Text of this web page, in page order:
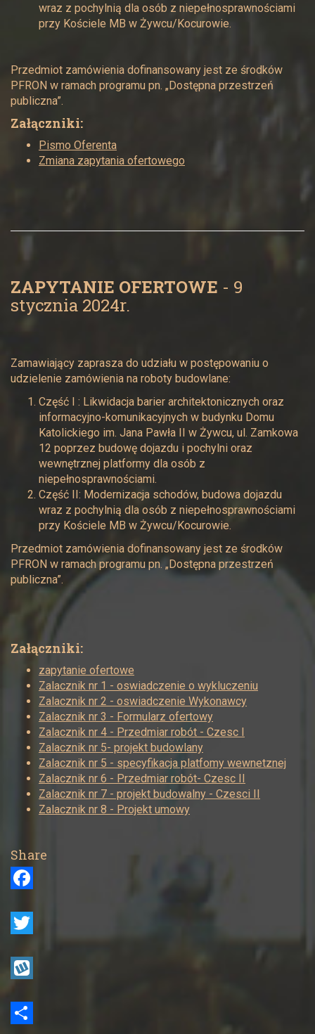
wraz z pochylnią dla osób z niepełnosprawnościami
przy Kościele MB w Żywcu/Kocurowie.
Przedmiot zamówienia dofinansowany jest ze środków
PFRON w ramach programu pn. „Dostępna przestrzeń
publiczna”.
Załączniki:
Pismo Oferenta
Zmiana zapytania ofertowego
ZAPYTANIE OFERTOWE - 9
stycznia 2024r.
Zamawiający zaprasza do udziału w postępowaniu o
udzielenie zamówienia na roboty budowlane:
Część I : Likwidacja barier architektonicznych oraz
informacyjno-komunikacyjnych w budynku Domu
Katolickiego im. Jana Pawła II w Żywcu, ul. Zamkowa
12 poprzez budowę dojazdu i pochylni oraz
wewnętrznej platformy dla osób z
niepełnosprawnościami.
Część II: Modernizacja schodów, budowa dojazdu
wraz z pochylnią dla osób z niepełnosprawnościami
przy Kościele MB w Żywcu/Kocurowie.
Przedmiot zamówienia dofinansowany jest ze środków
PFRON w ramach programu pn. „Dostępna przestrzeń
publiczna”.
Załączniki:
zapytanie ofertowe
Zalacznik nr 1 - oswiadczenie o wykluczeniu
Zalacznik nr 2 - oswiadczenie Wykonawcy
Zalacznik nr 3 - Formularz ofertowy
Zalacznik nr 4 - Przedmiar robót - Czesc I
Zalacznik nr 5- projekt budowlany
Zalacznik nr 5 - specyfikacja platfomy wewnetznej
Zalacznik nr 6 - Przedmiar robót- Czesc II
Zalacznik nr 7 - projekt budowalny - Czesci II
Zalacznik nr 8 - Projekt umowy
Share
a
e
o
w
y